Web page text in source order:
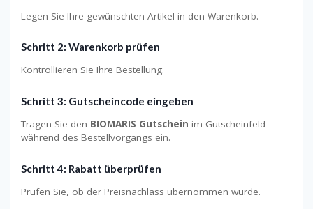
Legen Sie Ihre gewünschten Artikel in den Warenkorb.
Schritt 2: Warenkorb prüfen
Kontrollieren Sie Ihre Bestellung.
Schritt 3: Gutscheincode eingeben
Tragen Sie den BIOMARIS Gutschein im Gutscheinfeld
während des Bestellvorgangs ein.
Schritt 4: Rabatt überprüfen
Prüfen Sie, ob der Preisnachlass übernommen wurde.